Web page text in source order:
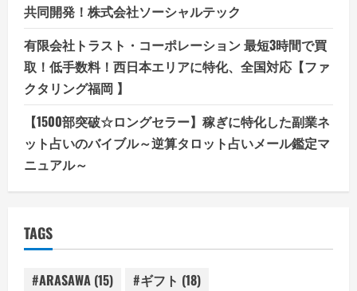
共同開発！株式会社ソーシャルテック
有限会社トラスト・コーポレーション 最短3時間で買
取！低手数料！西日本エリアに特化、全国対応【ファ
クタリング福岡 】
【1500部突破☆ロングセラー】稼ぎに特化した副業ネ
ット占いのバイブル～逆算タロット占いメール鑑定マ
ニュアル～
TAGS
#ARASAWA (15) #ギフト (18)